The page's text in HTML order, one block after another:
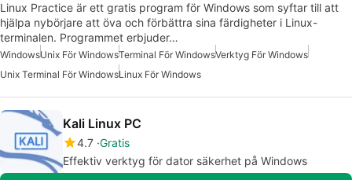
Linux Practice är ett gratis program för Windows som syftar till att
hjälpa nybörjare att öva och förbättra sina färdigheter i Linux-
terminalen. Programmet erbjuder…
WindowsUnix För WindowsTerminal För WindowsVerktyg För Windows
Unix Terminal För WindowsLinux För Windows
Kali Linux PC
4.7 Gratis
Effektiv verktyg för dator säkerhet på Windows